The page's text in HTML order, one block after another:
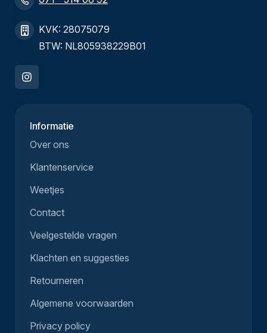
KVK: 28075079
BTW: NL805938229B01
Informatie
Over ons
Klantenservice
Weetjes
Contact
Veelgestelde vragen
Klachten en suggesties
Retourneren
Algemene voorwaarden
Privacy policy